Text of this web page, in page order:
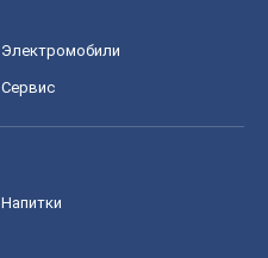
Электромобили
Сервис
Напитки